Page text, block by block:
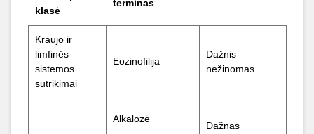
klasė
terminas
Kraujo ir
limfinės
sistemos
sutrikimai
Eozinofilija
Dažnis
nežinomas
Alkalozė
Dažnas